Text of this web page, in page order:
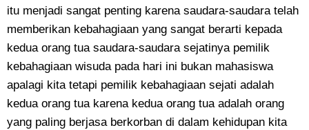
itu menjadi sangat penting karena saudara-saudara telah
memberikan kebahagiaan yang sangat berarti kepada
kedua orang tua saudara-saudara sejatinya pemilik
kebahagiaan wisuda pada hari ini bukan mahasiswa
apalagi kita tetapi pemilik kebahagiaan sejati adalah
kedua orang tua karena kedua orang tua adalah orang
yang paling berjasa berkorban di dalam kehidupan kita